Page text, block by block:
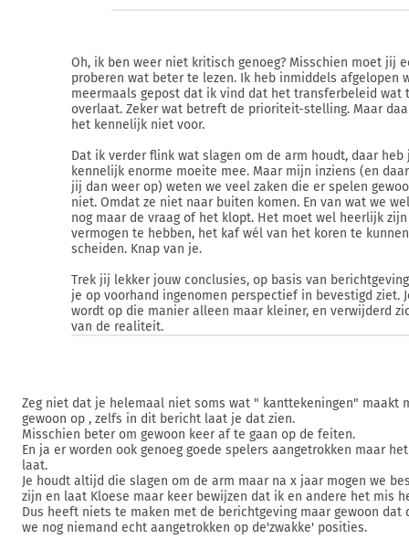
Oh, ik ben weer niet kritisch genoeg? Misschien moet jij
proberen wat beter te lezen. Ik heb inmiddels afgelopen
meermaals gepost dat ik vind dat het transferbeleid wat
overlaat. Zeker wat betreft de prioriteit-stelling. Maar
het kennelijk niet voor.
Dat ik verder flink wat slagen om de arm houdt, daar heb
kennelijk enorme moeite mee. Maar mijn inziens (en
jij dan weer op) weten we veel zaken die er spelen
niet. Omdat ze niet naar buiten komen. En van wat we
nog maar de vraag of het klopt. Het moet wel heerlijk
vermogen te hebben, het kaf wél van het koren te kunnen
scheiden. Knap van je.
Trek jij lekker jouw conclusies, op basis van
je op voorhand ingenomen perspectief in bevestigd ziet.
wordt op die manier alleen maar kleiner, en verwijderd
van de realiteit.
Zeg niet dat je helemaal niet soms wat " kanttekeningen" maakt
gewoon op , zelfs in dit bericht laat je dat zien.
Misschien beter om gewoon keer af te gaan op de feiten.
En ja er worden ook genoeg goede spelers aangetrokken maar
laat.
Je houdt altijd die slagen om de arm maar na x jaar mogen we
zijn en laat Kloese maar keer bewijzen dat ik en andere het mis
Dus heeft niets te maken met de berichtgeving maar gewoon dat
we nog niemand echt aangetrokken op de'zwakke' posities.